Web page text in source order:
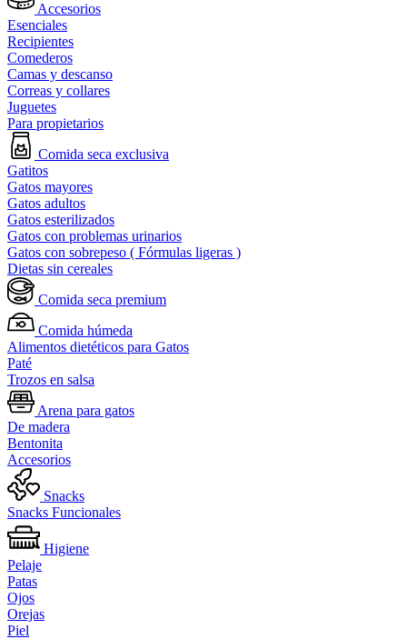
Accesorios
Esenciales
Recipientes
Comederos
Camas y descanso
Correas y collares
Juguetes
Para propietarios
Comida seca exclusiva
Gatitos
Gatos mayores
Gatos adultos
Gatos esterilizados
Gatos con problemas urinarios
Gatos con sobrepeso ( Fórmulas ligeras )
Dietas sin cereales
Comida seca premium
Comida húmeda
Alimentos dietéticos para Gatos
Paté
Trozos en salsa
Arena para gatos
De madera
Bentonita
Accesorios
Snacks
Snacks Funcionales
Higiene
Pelaje
Patas
Ojos
Orejas
Piel